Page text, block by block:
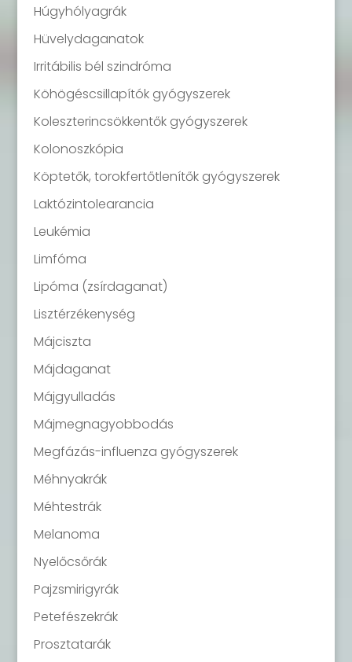
Húgyhólyagrák
Hüvelydaganatok
Irritábilis bél szindróma
Köhögéscsillapítók gyógyszerek
Koleszterincsökkentők gyógyszerek
Kolonoszkópia
Köptetők, torokfertőtlenítők gyógyszerek
Laktózintolearancia
Leukémia
Limfóma
Lipóma (zsírdaganat)
Lisztérzékenység
Májciszta
Májdaganat
Májgyulladás
Májmegnagyobbodás
Megfázás-influenza gyógyszerek
Méhnyakrák
Méhtestrák
Melanoma
Nyelőcsőrák
Pajzsmirigyrák
Petefészekrák
Prosztatarák